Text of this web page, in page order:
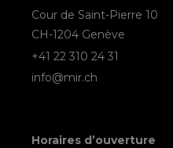
Cour de Saint-Pierre 10
CH-1204 Genève
+41 22 310 24 31
info@mir.ch
Horaires d’ouverture